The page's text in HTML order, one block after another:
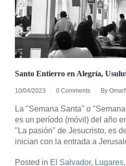
Santo Entierro en Alegría,
10/04/2023 0 Comments By
La "Semana Santa" o
es un período (móvil) del año
"La pasión" de Jesucristo, es
inician con la entrada a
Posted in El Salvador, Lugares,